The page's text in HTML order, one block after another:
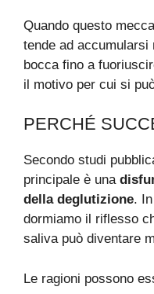
Quando questo
tende ad accumularsi
bocca fino a
il motivo per cui si
PERCHÉ
Secondo studi
principale è una
della deglutizione.
dormiamo il riflesso
saliva può diventare
Le ragioni possono